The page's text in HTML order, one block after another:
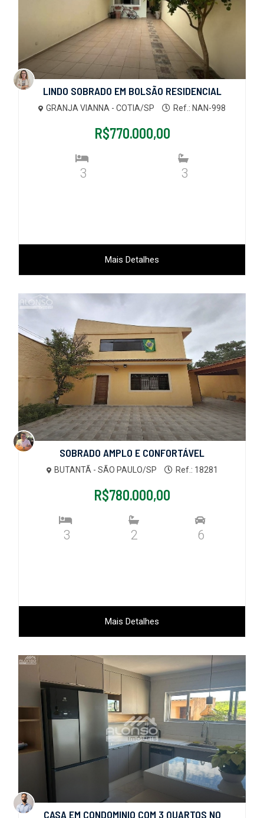
LINDO SOBRADO EM BOLSÃO RESIDENCIAL
GRANJA VIANNA - COTIA/SP Ref.: NAN-998
R$770.000,00
3 3
Mais Detalhes
SOBRADO AMPLO E CONFORTÁVEL
BUTANTÃ - SÃO PAULO/SP Ref.: 18281
R$780.000,00
3 2 6
Mais Detalhes
CASA EM CONDOMINIO COM 3 QUARTOS NO